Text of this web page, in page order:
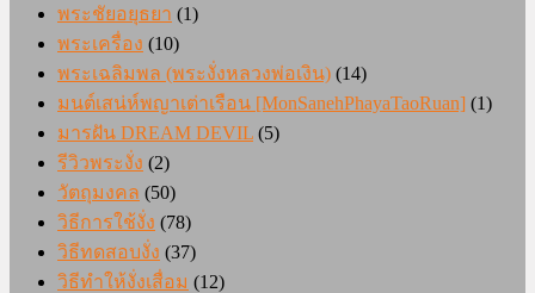
พระชัยอยุธยา (1)
พระเครื่อง (10)
พระเฉลิมพล (พระงั่งหลวงพ่อเงิน) (14)
มนต์เสน่ห์พญาเต่าเรือน [MonSanehPhayaTaoRuan] (1)
มารฝัน DREAM DEVIL (5)
รีวิวพระงั่ง (2)
วัตถุมงคล (50)
วิธีการใช้งั่ง (78)
วิธีทดสอบงั่ง (37)
วิธีทำให้งั่งเสื่อม (12)